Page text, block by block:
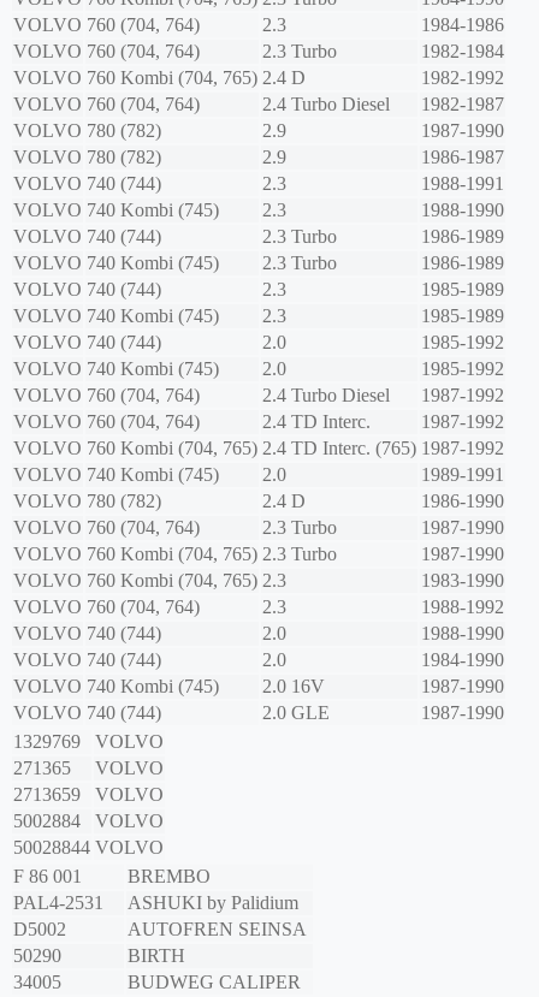
VOLVO 760 (704, 764) 2.3
1984-1986
VOLVO 760 (704, 764) 2.3 Turbo
1982-1984
VOLVO 760 Kombi (704, 765) 2.4 D
1982-1992
VOLVO 760 (704, 764) 2.4 Turbo Diesel
1982-1987
VOLVO 780 (782) 2.9
1987-1990
VOLVO 780 (782) 2.9
1986-1987
VOLVO 740 (744) 2.3
1988-1991
VOLVO 740 Kombi (745) 2.3
1988-1990
VOLVO 740 (744) 2.3 Turbo
1986-1989
VOLVO 740 Kombi (745) 2.3 Turbo
1986-1989
VOLVO 740 (744) 2.3
1985-1989
VOLVO 740 Kombi (745) 2.3
1985-1989
VOLVO 740 (744) 2.0
1985-1992
VOLVO 740 Kombi (745) 2.0
1985-1992
VOLVO 760 (704, 764) 2.4 Turbo Diesel
1987-1992
VOLVO 760 (704, 764) 2.4 TD Interc.
1987-1992
VOLVO 760 Kombi (704, 765) 2.4 TD Interc. (765) 1987-1992
VOLVO 740 Kombi (745) 2.0
1989-1991
VOLVO 780 (782) 2.4 D
1986-1990
VOLVO 760 (704, 764) 2.3 Turbo
1987-1990
VOLVO 760 Kombi (704, 765) 2.3 Turbo
1987-1990
VOLVO 760 Kombi (704, 765) 2.3
1983-1990
VOLVO 760 (704, 764) 2.3
1988-1992
VOLVO 740 (744) 2.0
1988-1990
VOLVO 740 (744) 2.0
1984-1990
VOLVO 740 Kombi (745) 2.0 16V
1987-1990
VOLVO 740 (744) 2.0 GLE
1987-1990
1329769
VOLVO
271365
VOLVO
2713659
VOLVO
5002884
VOLVO
50028844 VOLVO
F 86 001
BREMBO
PAL4-2531
ASHUKI by Palidium
D5002
AUTOFREN SEINSA
50290
BIRTH
34005
BUDWEG CALIPER